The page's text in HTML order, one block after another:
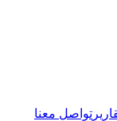
تواصل معنا